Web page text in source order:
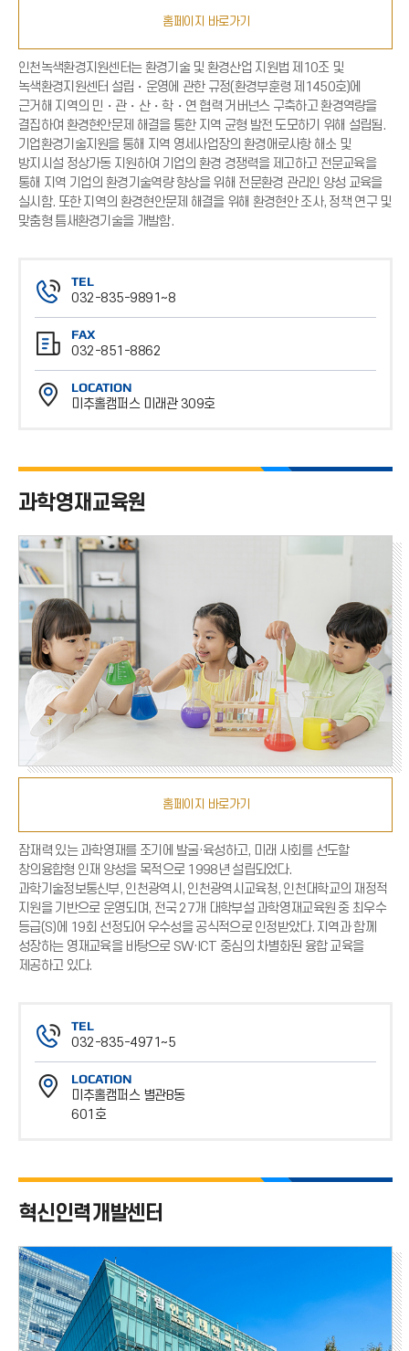
홈페이지 바로가기
인천녹색환경지원센터는 환경기술 및 환경산업 지원법 제10조 및
녹색환경지원센터 설립・운영에 관한 규정(환경부훈령 제1450호)에
근거해 지역의 민・관・산・학・연 협력 거버넌스 구축하고 환경역량을
결집하여 환경현안문제 해결을 통한 지역 균형 발전 도모하기 위해 설립됨.
기업환경기술지원을 통해 지역 영세사업장의 환경애로사항 해소 및
방지시설 정상가동 지원하여 기업의 환경 경쟁력을 제고하고 전문교육을
통해 지역 기업의 환경기술역량 향상을 위해 전문환경 관리인 양성 교육을
실시함. 또한 지역의 환경현안문제 해결을 위해 환경현안 조사, 정책 연구 및
맞춤형 틈새환경기술을 개발함.
TEL
032-835-9891~8
전
화
번
호
FAX
032-851-8862
팩
스
번
LOCATION
미추홀캠퍼스 미래관 309호
홈페이지 바로가기
과학영재교육원
잠재력 있는 과학영재를 조기에 발굴·육성하고, 미래 사회를 선도할
창의융합형 인재 양성을 목적으로 1998년 설립되었다.
과학기술정보통신부, 인천광역시, 인천광역시교육청, 인천대학교의 재정적
지원을 기반으로 운영되며, 전국 27개 대학부설 과학영재교육원 중 최우수
등급(S)에 19회 선정되어 우수성을 공식적으로 인정받았다. 지역과 함께
성장하는 영재교육을 바탕으로 SW·ICT 중심의 차별화된 융합 교육을
제공하고 있다.
TEL
032-835-4971~5
전
화
번
호
LOCATION
미추홀캠퍼스 별관B동
601호
혁신인력개발센터